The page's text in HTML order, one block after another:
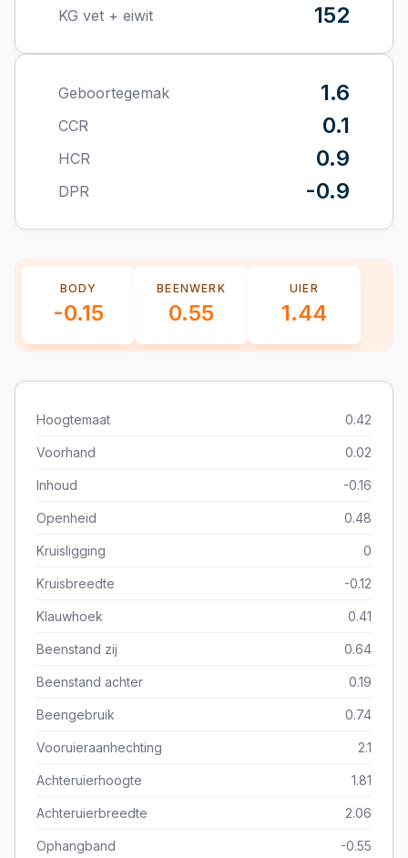
KG vet + eiwit 152
Geboortegemak 1.6
CCR 0.1
HCR 0.9
DPR -0.9
BODY
-0.15
BEENWERK
0.55
UIER
1.44
Hoogtemaat 0.42
Voorhand 0.02
Inhoud -0.16
Openheid 0.48
Kruisligging 0
Kruisbreedte -0.12
Klauwhoek 0.41
Beenstand zij 0.64
Beenstand achter 0.19
Beengebruik 0.74
Vooruieraanhechting 2.1
Achteruierhoogte 1.81
Achteruierbreedte 2.06
Ophangband -0.55